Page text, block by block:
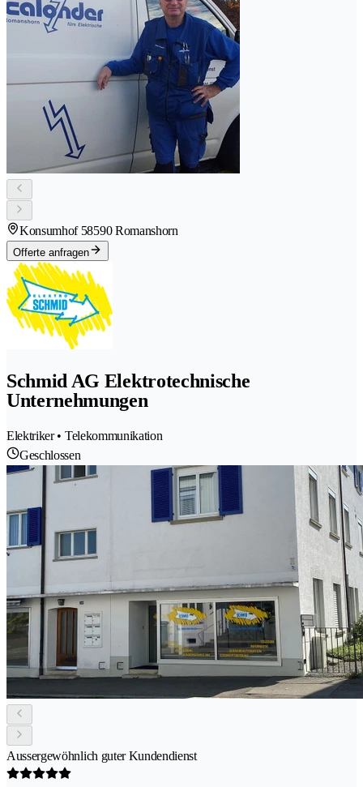
Konsumhof 58590 Romanshorn
Offerte anfragen
Schmid AG Elektrotechnische
Unternehmungen
Elektriker • Telekommunikation
Geschlossen
Aussergewöhnlich guter Kundendienst